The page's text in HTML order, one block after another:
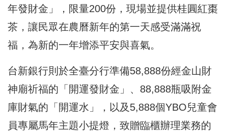
年發財金」，限量200份，現場並提供桂圓紅棗
茶，讓民眾在農曆新年的第一天感受滿滿祝
福，為新的一年增添平安與喜氣。
台新銀行則於全臺分行準備58,888份經金山財
神廟祈福的「開運發財金」、88,888瓶吸附金
庫財氣的「開運水」，以及5,888個YBO兒童會
員專屬馬年主題小提燈，致贈臨櫃辦理業務的